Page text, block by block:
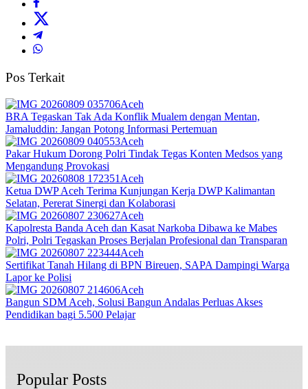
Pos Terkait
Aceh
BRA Tegaskan Tak Ada Konflik Mualem dengan Mentan,
Jamaluddin: Jangan Potong Informasi Pertemuan
Aceh
Pakar Hukum Dorong Polri Tindak Tegas Konten Medsos yang
Mengandung Provokasi
Aceh
Ketua DWP Aceh Terima Kunjungan Kerja DWP Kalimantan
Selatan, Pererat Sinergi dan Kolaborasi
Aceh
Kapolresta Banda Aceh dan Kasat Narkoba Dibawa ke Mabes
Polri, Polri Tegaskan Proses Berjalan Profesional dan Transparan
Aceh
Sertifikat Tanah Hilang di BPN Bireuen, SAPA Dampingi Warga
Lapor ke Polisi
Aceh
Bangun SDM Aceh, Solusi Bangun Andalas Perluas Akses
Pendidikan bagi 5.500 Pelajar
Popular Posts